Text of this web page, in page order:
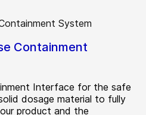
Containment
Interface for the safe
dosage material to fully
product and the